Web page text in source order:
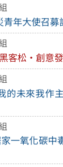
年大使召募
客松·創意
的未來我作
一氧化碳中